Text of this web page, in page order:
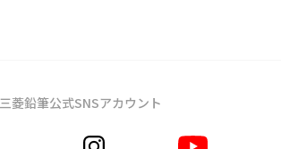
三菱鉛筆公式SNSアカウント